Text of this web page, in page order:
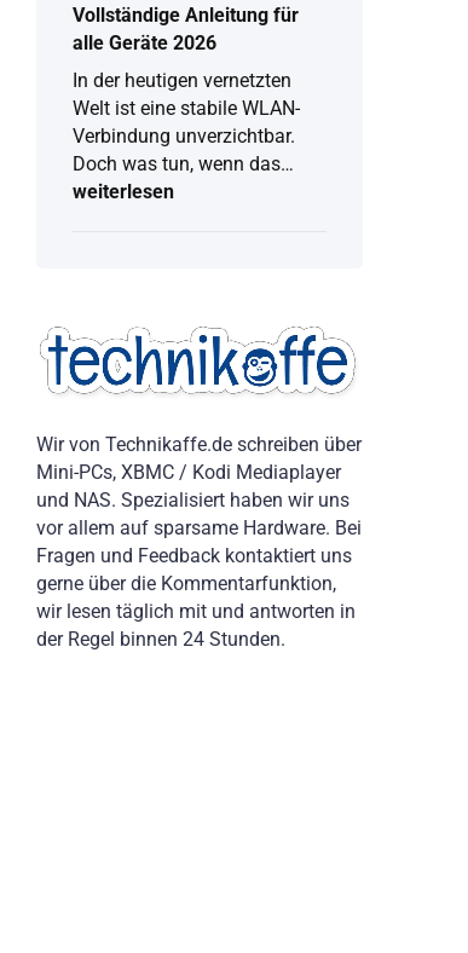
Vollständige Anleitung für
alle Geräte 2026
In der heutigen vernetzten
Welt ist eine stabile WLAN-
Verbindung unverzichtbar.
Doch was tun, wenn das…
WLAN
Geräte
2026
weiterlesen
Wir von Technikaffe.de schreiben über
Mini-PCs, XBMC / Kodi Mediaplayer
und NAS. Spezialisiert haben wir uns
vor allem auf sparsame Hardware. Bei
Fragen und Feedback kontaktiert uns
gerne über die Kommentarfunktion,
wir lesen täglich mit und antworten in
der Regel binnen 24 Stunden.